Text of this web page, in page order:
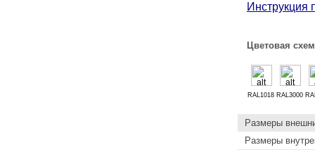
Инструкция
Цветовая
RAL1018 RAL3000
Размеры
Размеры